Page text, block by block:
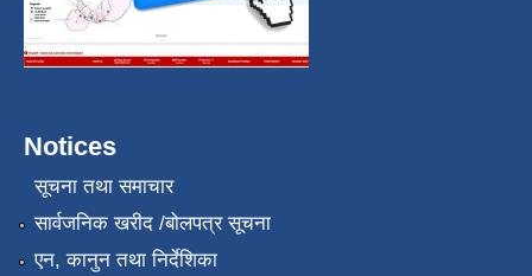
Notices
सूचना तथा समाचार
सार्वजनिक खरीद /बोलपत्र सूचना
एन, कानुन तथा निर्देशिका